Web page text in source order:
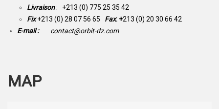
Livraison: +213 (0) 775 25 35 42
Fix +213 (0) 28 07 56 65 Fax: +213 (0) 20 30 66 42
E-mail :
contact@orbit-dz.com
MAP